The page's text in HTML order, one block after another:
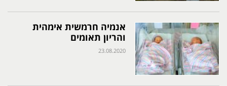
אנמיה חרמשית אימהית
והריון תאומים
23.08.2020